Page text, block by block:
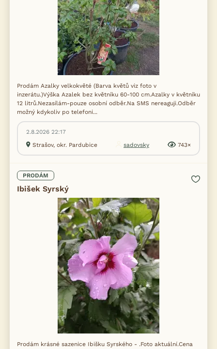
Prodám Azalky velkokvěté (Barva květů viz foto v
inzerátu.)Výška Azalek bez květníku 60-100 cm.Azalky v květníku
12 litrů.Nezasílám-pouze osobní odběr.Na SMS nereaguji.Odběr
možný kdykoliv po telefoni...
2.8.2026 22:17
Strašov, okr. Pardubice
sadovsky 743×
PRODÁM
Ibišek Syrský
Prodám krásné sazenice Ibišku Syrského - .Foto aktuální.Cena